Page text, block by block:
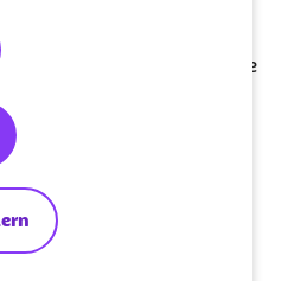
die Kosten für alle